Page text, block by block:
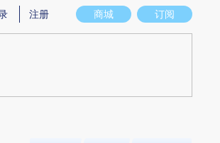
图存在偏差。不代表财新观点和立场。推荐点击链接
商城 订阅
注册